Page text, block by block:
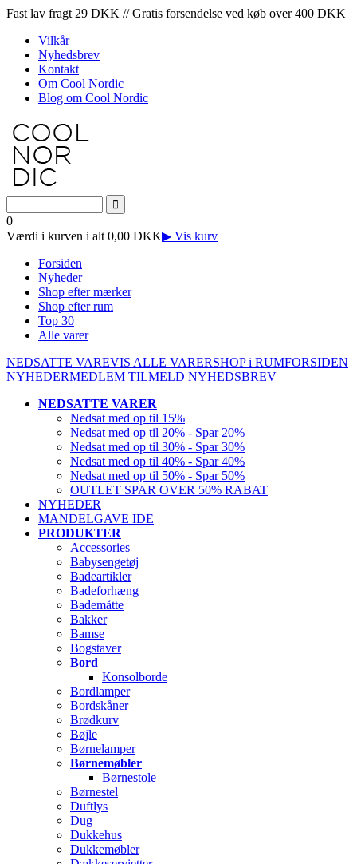
Fast lav fragt 29 DKK // Gratis forsendelse ved køb over 400 DKK
Vilkår
Nyhedsbrev
Kontakt
Om Cool Nordic
Blog om Cool Nordic
0
Værdi i kurven i alt 0,00 DKK▶ Vis kurv
Forsiden
Nyheder
Shop efter mærker
Shop efter rum
Top 30
Alle varer
NEDSATTE VAREVIS ALLE VARERSHOP i RUMFORSIDEN
NYHEDERMEDLEM TILMELD NYHEDSBREV
NEDSATTE VARER
Nedsat med op til 15%
Nedsat med op til 20% - Spar 20%
Nedsat med op til 30% - Spar 30%
Nedsat med op til 40% - Spar 40%
Nedsat med op til 50% - Spar 50%
OUTLET SPAR OVER 50% RABAT
NYHEDER
MANDELGAVE IDE
PRODUKTER
Accessories
Babysengetøj
Badeartikler
Badeforhæng
Bademåtte
Bakker
Bamse
Bogstaver
Bord
Konsolborde
Bordlamper
Bordskåner
Brødkurv
Bøjle
Børnelamper
Børnemøbler
Børnestole
Børnestel
Duftlys
Dug
Dukkehus
Dukkemøbler